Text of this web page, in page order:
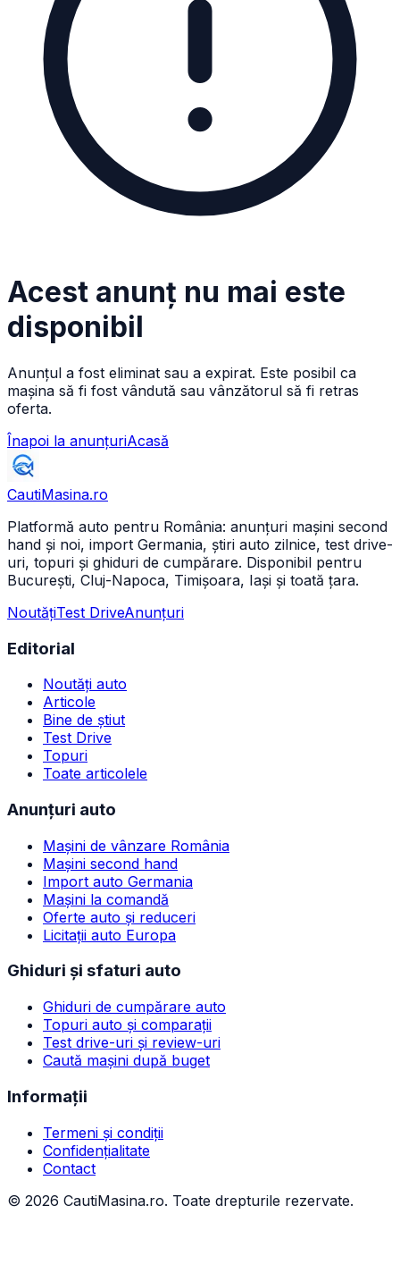
Acest anunț nu mai este
disponibil
Anunțul a fost eliminat sau a expirat. Este posibil ca
mașina să fi fost vândută sau vânzătorul să fi retras
oferta.
Înapoi la anunțuriAcasă
CautiMasina.ro
Platformă auto pentru România: anunțuri mașini second
hand și noi, import Germania, știri auto zilnice, test drive-
uri, topuri și ghiduri de cumpărare. Disponibil pentru
București, Cluj-Napoca, Timișoara, Iași și toată țara.
NoutățiTest DriveAnunțuri
Editorial
Noutăți auto
Articole
Bine de știut
Test Drive
Topuri
Toate articolele
Anunțuri auto
Mașini de vânzare România
Mașini second hand
Import auto Germania
Mașini la comandă
Oferte auto și reduceri
Licitații auto Europa
Ghiduri și sfaturi auto
Ghiduri de cumpărare auto
Topuri auto și comparații
Test drive-uri și review-uri
Caută mașini după buget
Informații
Termeni și condiții
Confidențialitate
Contact
© 2026 CautiMasina.ro. Toate drepturile rezervate.